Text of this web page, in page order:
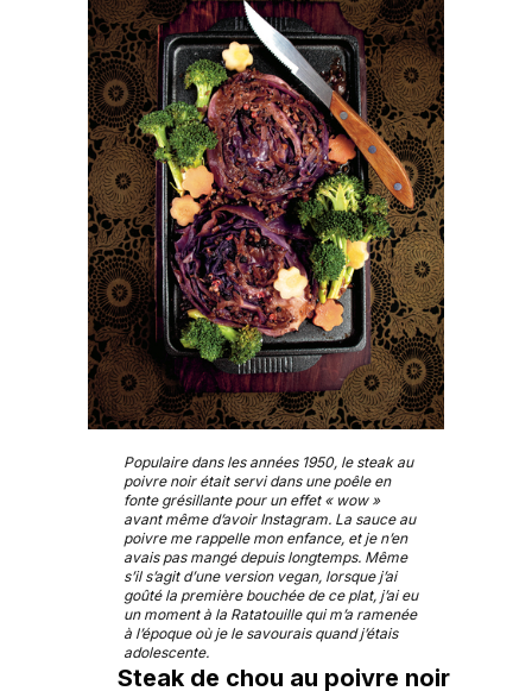
Populaire dans les années 1950, le steak au
poivre noir était servi dans une poêle en
fonte grésillante pour un effet « wow »
avant même d’avoir Instagram. La sauce au
poivre me rappelle mon enfance, et je n’en
avais pas mangé depuis longtemps. Même
s’il s’agit d’une version vegan, lorsque j’ai
goûté la première bouchée de ce plat, j’ai eu
un moment à la Ratatouille qui m’a ramenée
à l’époque où je le savourais quand j’étais
adolescente.
Steak de chou au poivre noir